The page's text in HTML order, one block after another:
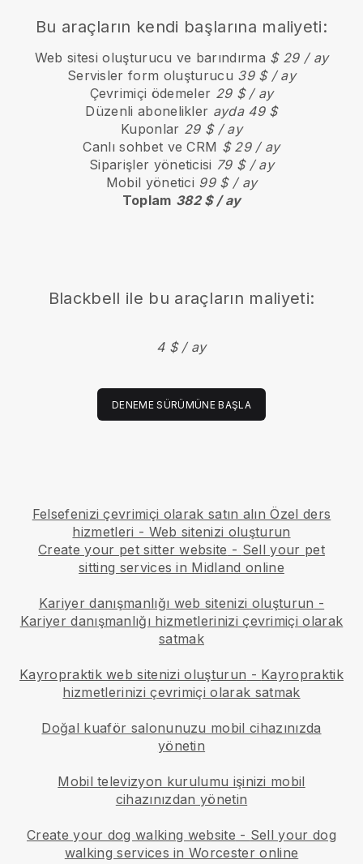
Bu araçların kendi başlarına maliyeti:
Web sitesi oluşturucu ve barındırma $ 29 / ay
Servisler form oluşturucu 39 $ / ay
Çevrimiçi ödemeler 29 $ / ay
Düzenli abonelikler ayda 49 $
Kuponlar 29 $ / ay
Canlı sohbet ve CRM $ 29 / ay
Siparişler yöneticisi 79 $ / ay
Mobil yönetici 99 $ / ay
Toplam 382 $ / ay
Blackbell ile bu araçların maliyeti:
4 $ / ay
DENEME SÜRÜMÜNE BAŞLA
Felsefenizi çevrimiçi olarak satın alın Özel ders
hizmetleri - Web sitenizi oluşturun
Create your pet sitter website - Sell your pet
sitting services in Midland online
Kariyer danışmanlığı web sitenizi oluşturun -
Kariyer danışmanlığı hizmetlerinizi çevrimiçi olarak
satmak
Kayropraktik web sitenizi oluşturun - Kayropraktik
hizmetlerinizi çevrimiçi olarak satmak
Doğal kuaför salonunuzu mobil cihazınızda
yönetin
Mobil televizyon kurulumu işinizi mobil
cihazınızdan yönetin
Create your dog walking website - Sell your dog
walking services in Worcester online